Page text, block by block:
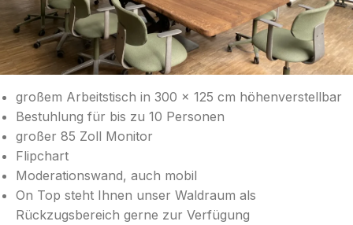
großem Arbeitstisch in 300 x 125 cm höhenverstellbar
Bestuhlung für bis zu 10 Personen
großer 85 Zoll Monitor
Flipchart
Moderationswand, auch mobil
On Top steht Ihnen unser Waldraum als
Rückzugsbereich gerne zur Verfügung